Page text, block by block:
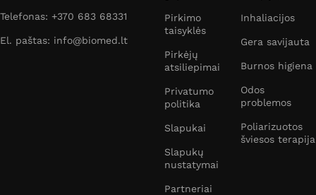
Telefonas: +370 683 68331
El. paštas: info@biomed.lt
Pirkimo
taisyklės
Pirkėjų
atsiliepimai
Privatumo
politika
Slapukai
Slapukų
nustatymai
Partneriai
Inhaliacijos
Gera savijauta
Burnos higiena
Odos
problemos
Poliarizuotos
šviesos terapija